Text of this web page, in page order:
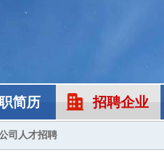
简历 招聘企业
司人才招聘